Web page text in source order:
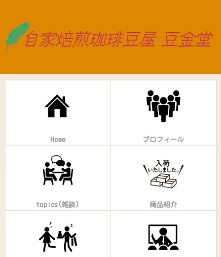
Home プロフィール
topics(雑談) 商品紹介